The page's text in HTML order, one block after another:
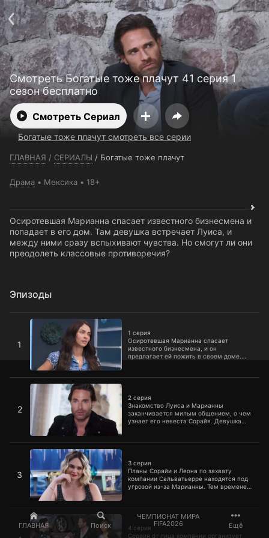
ГЛАВНАЯ Поиск
ЧЕМПИОНАТ МИРА
FIFA2026
Ещё
Смотреть Богатые тоже плачут 41 серия 1
сезон бесплатно
Смотреть Сериал
Богатые тоже плачут смотреть все серии
ГЛАВНАЯ / СЕРИАЛЫ / Богатые тоже плачут
Драма Мексика 18+
Осиротевшая Марианна спасает известного бизнесмена и
попадает в его дом. Там девушка встречает Луиса, и
между ними сразу вспыхивают чувства. Но смогут ли они
преодолеть классовые противоречия?
Эпизоды
1
1 серия
Осиротевшая Марианна спасает
известного бизнесмена, и он
предлагает ей пожить в своем доме.
чувства.
1 серия
2
2 серия
Знакомство Луиса и Марианны
заканчивается милым общением, о чем
узнает его невеста Сорайя. Девушка
настроив против нее Альберто.
2 серия
3
3 серия
Планы Сорайи и Леона по захвату
компании Сальватьерре находятся под
угрозой из-за Марианны. Тем временем
3 серия
4 серия
Сорайя от лица компании организует
4 серия
Телефон поддержки:+7 (727) 323 10 92
Пользовательское соглашение
Политика конфиденциальности
Открыть приложение
Ввести промокод